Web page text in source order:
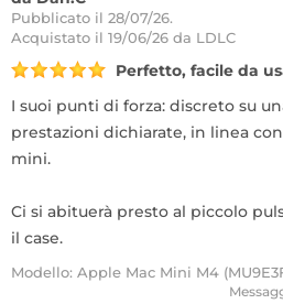
Pubblicato il 28/07/26.
Acquistato il 19/06/26 da LDLC
Perfetto, facile da
I suoi punti di forza: discreto su
prestazioni dichiarate, in linea
mini.
Ci si abituerà presto al piccolo
il case.
Modello: Apple Mac Mini M4